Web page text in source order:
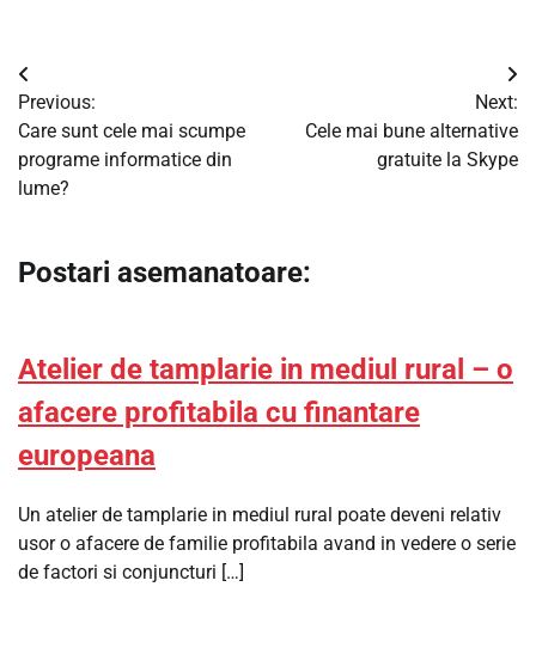
Navigare
în
articole
Previous:
Care sunt cele mai scumpe
programe informatice din
lume?
Next:
Cele mai bune alternative
gratuite la Skype
Postari asemanatoare:
Atelier de tamplarie in mediul rural – o
afacere profitabila cu finantare
europeana
Un atelier de tamplarie in mediul rural poate deveni relativ
usor o afacere de familie profitabila avand in vedere o serie
de factori si conjuncturi […]